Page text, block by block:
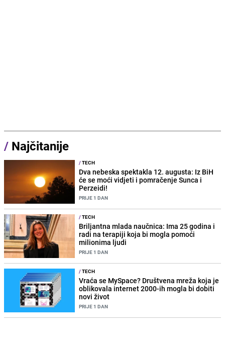
/ Najčitanije
/TECH
Dva nebeska spektakla 12. augusta: Iz BiH
će se moći vidjeti i pomračenje Sunca i
Perzeidi!
PRIJE 1 DAN
/TECH
Briljantna mlada naučnica: Ima 25 godina i
radi na terapiji koja bi mogla pomoći
milionima ljudi
PRIJE 1 DAN
/TECH
Vraća se MySpace? Društvena mreža koja je
oblikovala internet 2000-ih mogla bi dobiti
novi život
PRIJE 1 DAN